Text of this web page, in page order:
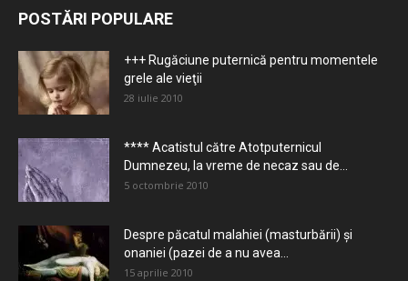
POSTĂRI POPULARE
+++ Rugăciune puternică pentru momentele
grele ale vieţii
28 iulie 2010
**** Acatistul către Atotputernicul
Dumnezeu, la vreme de necaz sau de...
5 octombrie 2010
Despre păcatul malahiei (masturbării) şi
onaniei (pazei de a nu avea...
15 aprilie 2010